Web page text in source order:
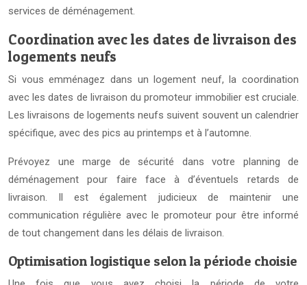
services de déménagement.
Coordination avec les dates de livraison des
logements neufs
Si vous emménagez dans un logement neuf, la coordination
avec les dates de livraison du promoteur immobilier est cruciale.
Les livraisons de logements neufs suivent souvent un calendrier
spécifique, avec des pics au printemps et à l’automne.
Prévoyez une marge de sécurité dans votre planning de
déménagement pour faire face à d’éventuels retards de
livraison. Il est également judicieux de maintenir une
communication régulière avec le promoteur pour être informé
de tout changement dans les délais de livraison.
Optimisation logistique selon la période choisie